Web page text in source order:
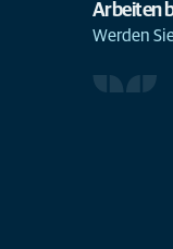
Arbeiten
Werden